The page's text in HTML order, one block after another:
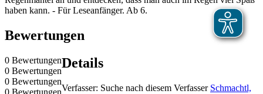
haben kann. - Für Leseanfänger. Ab 6.
Bewertungen
0 Bewertungen
0 Bewertungen
0 Bewertungen
0 Bewertungen
Details
Verfasser: Suche nach diesem Verfasser Schmachtl,